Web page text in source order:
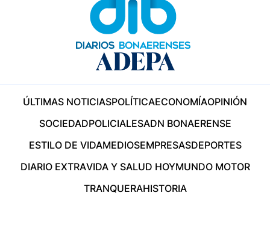
ÚLTIMAS NOTICIASPOLÍTICAECONOMÍAOPINIÓN
SOCIEDADPOLICIALESADN BONAERENSE
ESTILO DE VIDAMEDIOSEMPRESASDEPORTES
DIARIO EXTRAVIDA Y SALUD HOYMUNDO MOTOR
TRANQUERAHISTORIA